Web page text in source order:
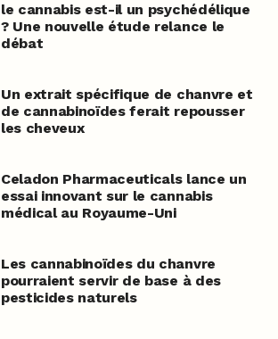
le cannabis est-il un psychédélique
? Une nouvelle étude relance le
débat
Un extrait spécifique de chanvre et
de cannabinoïdes ferait repousser
les cheveux
Celadon Pharmaceuticals lance un
essai innovant sur le cannabis
médical au Royaume-Uni
Les cannabinoïdes du chanvre
pourraient servir de base à des
pesticides naturels